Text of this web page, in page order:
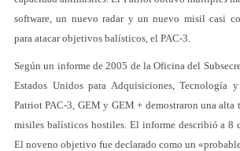
software, un nuevo radar y un nuevo misil casi
para atacar objetivos balísticos, el PAC-3.
Según un informe de 2005 de la Oficina del
Estados Unidos para Adquisiciones, Tecnología
Patriot PAC-3, GEM y GEM + demostraron una alta
misiles balísticos hostiles. El informe describió a 8
El noveno objetivo fue declarado como un